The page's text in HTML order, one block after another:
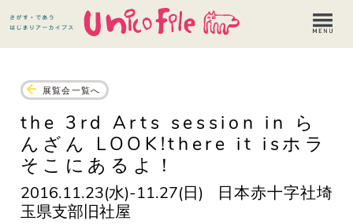
展覧会一覧へ
the 3rd Arts session in ら
んざん LOOK!there it isホラ
そこにあるよ！
2016.11.23(水)-11.27(日)
日本赤十字社埼
玉県支部旧社屋